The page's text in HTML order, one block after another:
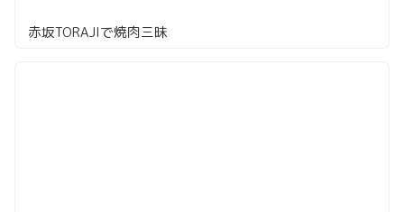
赤坂TORAJIで焼肉三昧